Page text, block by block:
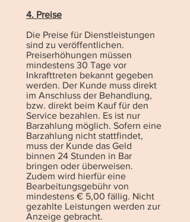
4. Preise
Die Preise für Dienstleistungen
sind zu veröffentlichen.
Preiserhöhungen müssen
mindestens 30 Tage vor
Inkrafttreten bekannt gegeben
werden. Der Kunde muss direkt
im Anschluss der Behandlung,
bzw. direkt beim Kauf für den
Service bezahlen. Es ist nur
Barzahlung möglich. Sofern eine
Barzahlung nicht stattfindet,
muss der Kunde das Geld
binnen 24 Stunden in Bar
bringen oder überweisen.
Zudem wird hierfür eine
Bearbeitungsgebühr von
mindestens € 5,00 fällig. Nicht
gezahlte Leistungen werden zur
Anzeige gebracht.